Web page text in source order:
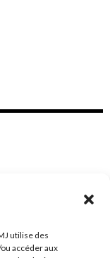
utilise des
accéder aux